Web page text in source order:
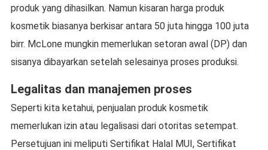
produk yang dihasilkan. Namun kisaran harga produk
kosmetik biasanya berkisar antara 50 juta hingga 100 juta
birr. McLone mungkin memerlukan setoran awal (DP) dan
sisanya dibayarkan setelah selesainya proses produksi.
Legalitas dan manajemen proses
Seperti kita ketahui, penjualan produk kosmetik
memerlukan izin atau legalisasi dari otoritas setempat.
Persetujuan ini meliputi Sertifikat Halal MUI, Sertifikat